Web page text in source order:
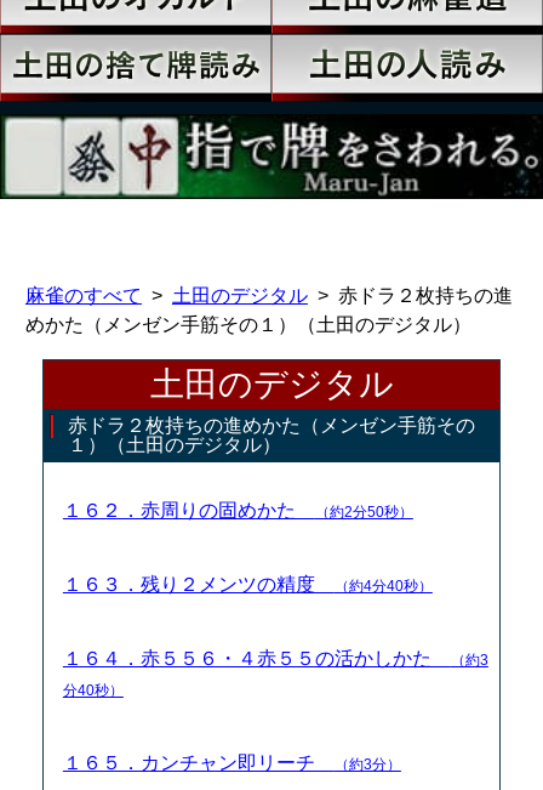
麻雀のすべて 土田のデジタル
赤ドラ２枚持ちの進
めかた（メンゼン手筋その１）（土田のデジタル）
土田のデジタル
赤ドラ２枚持ちの進めかた（メンゼン手筋その
１）（土田のデジタル）
１６２．赤周りの固めかた （約2分50秒）
１６３．残り２メンツの精度 （約4分40秒）
１６４．赤５５６・４赤５５の活かしかた
（約3
分40秒）
１６５．カンチャン即リーチ （約3分）